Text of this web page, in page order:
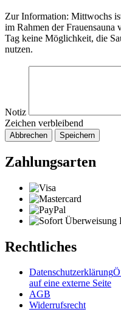
Zur Information: Mittwochs
im Rahmen der Frauensauna
Tag keine Möglichkeit, die
nutzen.
Notiz
Zeichen verbleibend
Abbrechen Speichern
Zahlungsarten
Rechtliches
Datenschutzerklärung
auf eine externe Seite
AGB
Widerrufsrecht